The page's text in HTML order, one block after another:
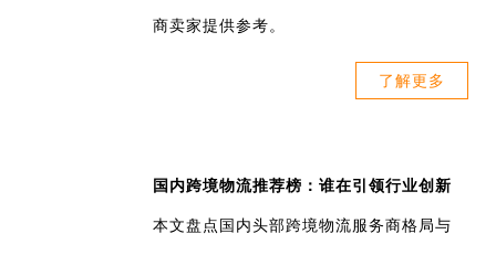
商卖家提供参考。
了解更多
国内跨境物流推荐榜：谁在引领行业创新
本文盘点国内头部跨境物流服务商格局与